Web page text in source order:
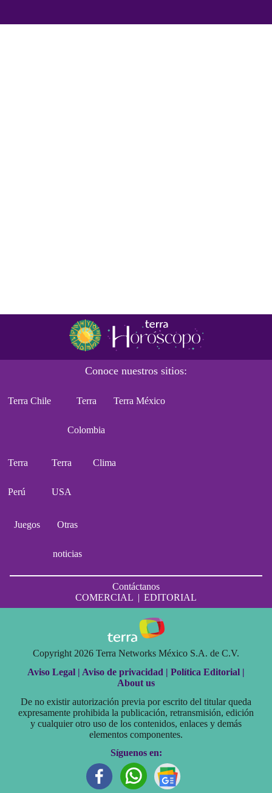
Conoce nuestros sitios:
Terra Chile Terra
Colombia
Terra México
Terra
Perú
Terra
USA
Clima
Juegos Otras
noticias
Contáctanos
COMERCIAL | EDITORIAL
Copyright 2026 Terra Networks México S.A. de C.V.
Aviso Legal | Aviso de privacidad | Política Editorial |
About us
De no existir autorización previa por escrito del titular queda
expresamente prohibida la publicación, retransmisión, edición
y cualquier otro uso de los contenidos, enlaces y demás
elementos componentes.
Síguenos en: